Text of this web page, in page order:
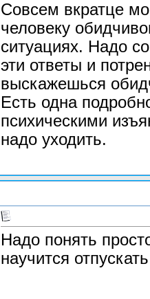
Совсем вкратце
человеку
ситуациях. Надо
эти ответы и
выскажешься
Есть одна
психическими
надо уходить.
Надо понять
научится